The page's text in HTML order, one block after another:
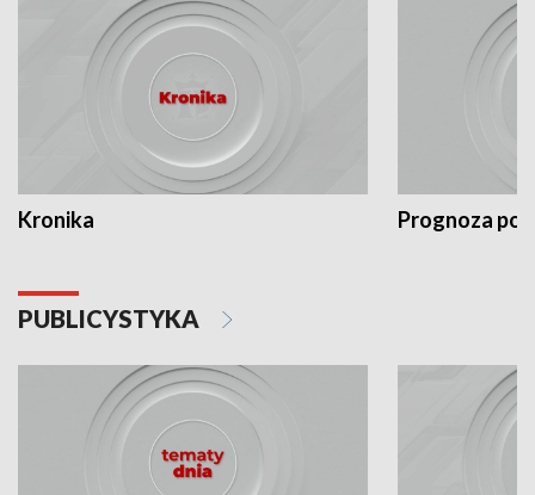
Kronika Prognoza
PUBLICYSTYKA